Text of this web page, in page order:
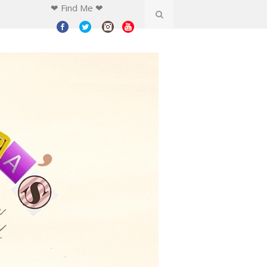
❤ Find Me ❤